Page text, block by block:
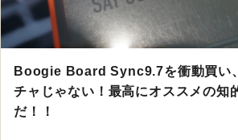
Boogie Board Sync9.7を衝動買い
チャじゃない！最高にオススメの知
だ！！